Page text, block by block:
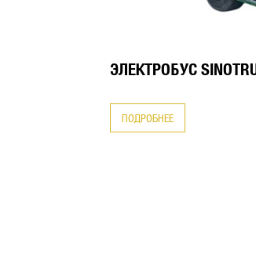
ЭЛЕКТРОБУС
ПОДРОБНЕЕ